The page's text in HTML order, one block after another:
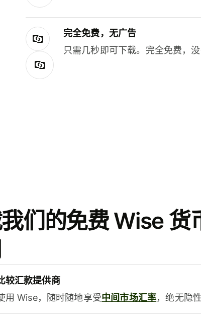
完全免费，无广告
只需几秒即可下载。完全免费，没
们的免费 Wise 货
较汇款提供商
用 Wise，随时随地享受中间市场汇率，绝无隐